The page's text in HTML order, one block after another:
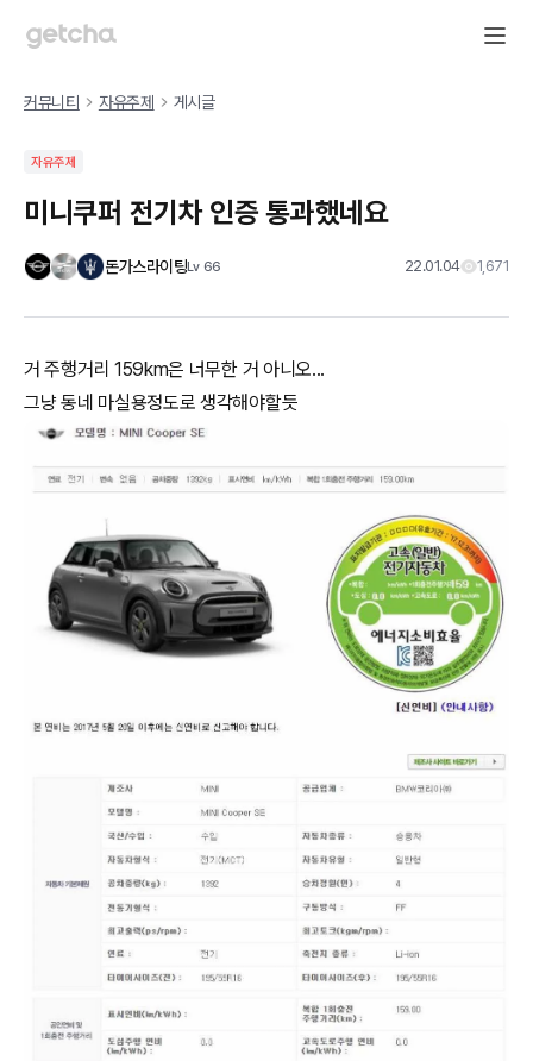
커뮤니티 자유주제 게시글
자유주제
미니쿠퍼 전기차 인증 통과했네요
돈가스라이팅Lv 66 22.01.04 1,671
거 주행거리 159km은 너무한 거 아니오...
그냥 동네 마실용정도로 생각해야할듯